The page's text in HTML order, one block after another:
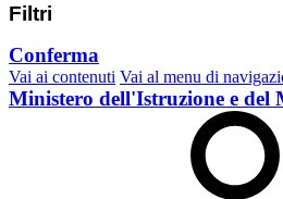
Filtri
Conferma
Vai ai contenuti Vai al menu di
Ministero dell'Istruzione e del